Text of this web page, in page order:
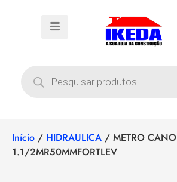
Início / HIDRAULICA / METRO CANO
1.1/2MR50MMFORTLEV